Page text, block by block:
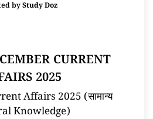
byStudy Doz
CURRENT
2025
Affairs 2025 (सामान्य
Knowledge)